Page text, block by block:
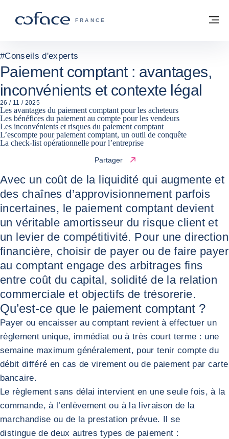
COFACE, FOR TRADE - PAGE
FRANCE
Retour à la page d'accueil
#Conseils d'experts
Paiement comptant : avantages,
inconvénients et contexte légal
26 / 11 / 2025
Les avantages du paiement comptant pour les acheteurs
Les bénéfices du paiement au compte pour les vendeurs
Les inconvénients et risques du paiement comptant
L’escompte pour paiement comptant, un outil de conquête
La check‑list opérationnelle pour l’entreprise
Partager
Avec un coût de la liquidité qui augmente et
des chaînes d’approvisionnement parfois
incertaines, le paiement comptant devient
un véritable amortisseur du risque client et
un levier de compétitivité. Pour une direction
financière, choisir de payer ou de faire payer
au comptant engage des arbitrages fins
entre coût du capital, solidité de la relation
commerciale et objectifs de trésorerie.
Qu’est-ce que le paiement comptant ?
Payer ou encaisser au comptant revient à effectuer un
règlement unique, immédiat ou à très court terme : une
semaine maximum généralement, pour tenir compte du
débit différé en cas de virement ou de paiement par carte
bancaire.
Le règlement sans délai intervient en une seule fois, à la
commande, à l’enlèvement ou à la livraison de la
marchandise ou de la prestation prévue. Il se
distingue de deux autres types de paiement :